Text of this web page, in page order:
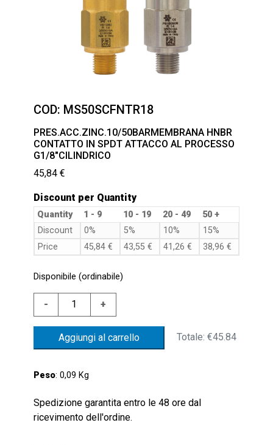
COD: MS50SCFNTR18
PRES.ACC.ZINC.10/50BARMEMBRANA HNBR
CONTATTO IN SPDT ATTACCO AL PROCESSO
G1/8″CILINDRICO
45,84 €
Discount per Quantity
Quantity 1 - 9 10 - 19 20 - 49
50 +
Discount
0% 5% 10%
15%
Price
45,84 € 43,55 € 41,26 € 38,96 €
Disponibile (ordinabile)
-
PRES.ACC.ZINC.10/50BARMEMBRANA
HNBR
CONTATTO
IN
ATTACCO
PROCESSO
G1/8"CILINDRICO
+
Aggiungi al carrello Totale:€45.84
Peso: 0,09 Kg
Spedizione garantita entro le 48 ore dal
ricevimento dell'ordine.